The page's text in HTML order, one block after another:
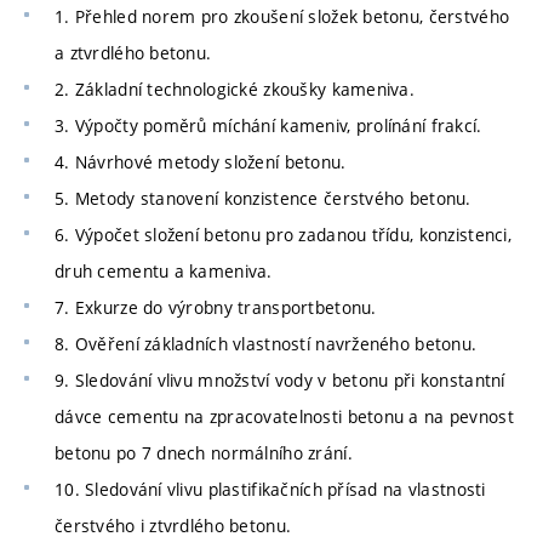
1. Přehled norem pro zkoušení složek betonu, čerstvého
a ztvrdlého betonu.
2. Základní technologické zkoušky kameniva.
3. Výpočty poměrů míchání kameniv, prolínání frakcí.
4. Návrhové metody složení betonu.
5. Metody stanovení konzistence čerstvého betonu.
6. Výpočet složení betonu pro zadanou třídu, konzistenci,
druh cementu a kameniva.
7. Exkurze do výrobny transportbetonu.
8. Ověření základních vlastností navrženého betonu.
9. Sledování vlivu množství vody v betonu při konstantní
dávce cementu na zpracovatelnosti betonu a na pevnost
betonu po 7 dnech normálního zrání.
10. Sledování vlivu plastifikačních přísad na vlastnosti
čerstvého i ztvrdlého betonu.